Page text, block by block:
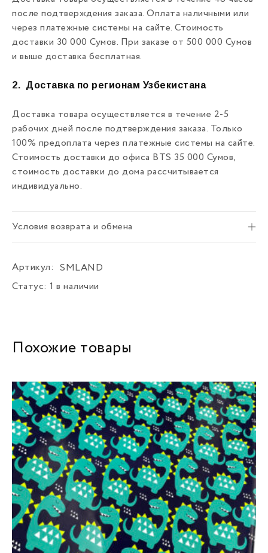
после подтверждения заказа. Оплата наличными или
через платежные системы на сайте. Стоимость
доставки 30 000 Сумов. При заказе от 500 000 Сумов
и выше доставка бесплатная.
2. Доставка по регионам Узбекистана
Доставка товара осуществляется в течение 2-5
рабочих дней после подтверждения заказа. Только
100% предоплата через платежные системы на сайте.
Стоимость доставки до офиса BTS 35 000 Сумов,
стоимость доставки до дома рассчитывается
индивидуально.
Условия возврата и обмена
Артикул:
SMLAND
Статус: 1 в наличии
Похожие товары